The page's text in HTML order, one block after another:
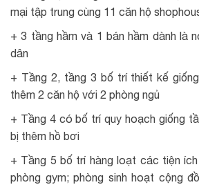
mại tập trung cùng 11 căn hộ
+ 3 tầng hầm và 1 bán hầm dành là
dân
+ Tầng 2, tầng 3 bố trí thiết kế
thêm 2 căn hộ với 2 phòng ngủ
+ Tầng 4 có bố trí quy hoạch giống
bị thêm hồ bơi
+ Tầng 5 bố trí hàng loạt các tiện
phòng gym; phòng sinh hoạt cộng